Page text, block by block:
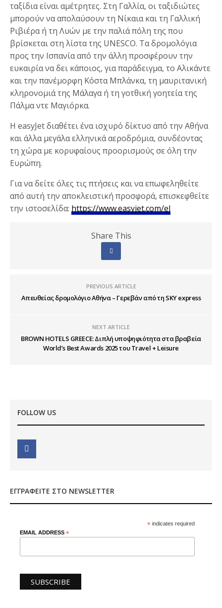
ταξίδια είναι αμέτρητες. Στη Γαλλία, οι ταξιδιώτες
μπορούν να απολαύσουν τη Νίκαια και τη Γαλλική
Ριβιέρα ή τη Λυών με την παλιά πόλη της που
βρίσκεται στη λίστα της UNESCO. Τα δρομολόγια
προς την Ισπανία από την άλλη προσφέρουν την
ευκαιρία να δει κάποιος, για παράδειγμα, το Αλικάντε
και την πανέμορφη Κόστα Μπλάνκα, τη μαυριτανική
κληρονομιά της Μάλαγα ή τη γοτθική γοητεία της
Πάλμα ντε Μαγιόρκα.
Η easyJet διαθέτει ένα ισχυρό δίκτυο από την Αθήνα
και άλλα μεγάλα ελληνικά αεροδρόμια, συνδέοντας
τη χώρα με κορυφαίους προορισμούς σε όλη την
Ευρώπη.
Για να δείτε όλες τις πτήσεις και να επωφεληθείτε
από αυτή την αποκλειστική προσφορά, επισκεφθείτε
την ιστοσελίδα: https://www.easyjet.com/el
Share This
PREVIOUS ARTICLE
Απευθείας δρομολόγιο Αθήνα – Γερεβάν από τη SKY express
NEXT ARTICLE
BROWN HOTELS GREECE: Διπλή υποψηφιότητα στα βραβεία
World’s Best Awards 2025 του Travel + Leisure
FOLLOW US
ΕΓΓΡΑΦΕΊΤΕ ΣΤΟ NEWSLETTER
* indicates required
EMAIL ADDRESS *